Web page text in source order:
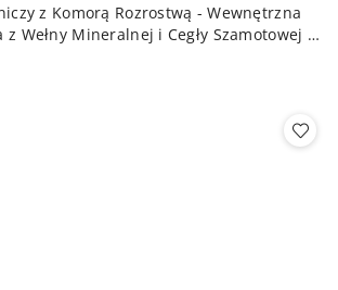
z Komorą Rozrostwą - Wewnętrzna
Wełny Mineralnej i Cegły Szamotowej 2x